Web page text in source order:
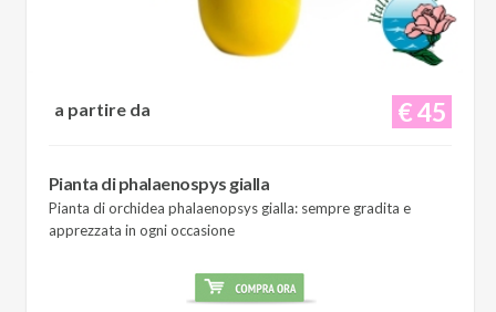
€ 45
a partire da
Pianta di phalaenospys gialla
Pianta di orchidea phalaenopsys gialla: sempre gradita e
apprezzata in ogni occasione